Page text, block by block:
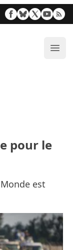
pour le
est